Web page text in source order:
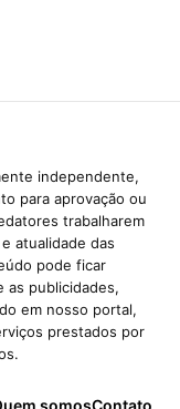
independente,
para aprovação ou
trabalharem
atualidade das
pode ficar
as publicidades,
em nosso portal,
prestados por
somosContato